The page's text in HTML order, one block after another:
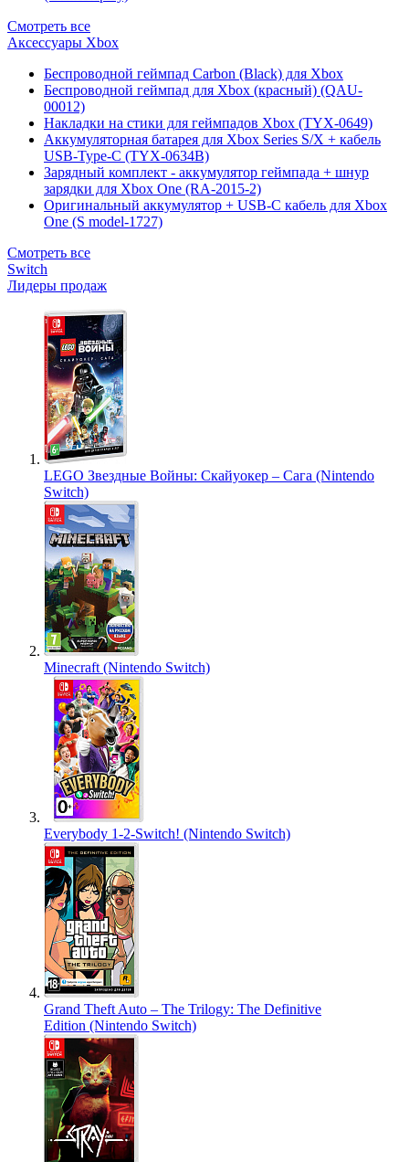
Смотреть все
Аксессуары Xbox
Беспроводной геймпад Carbon (Black) для Xbox
Беспроводной геймпад для Xbox (красный) (QAU-
00012)
Накладки на стики для геймпадов Xbox (TYX-0649)
Аккумуляторная батарея для Xbox Series S/X + кабель
USB-Type-C (TYX-0634B)
Зарядный комплект - аккумулятор геймпада + шнур
зарядки для Xbox One (RA-2015-2)
Оригинальный аккумулятор + USB-C кабель для Xbox
One (S model-1727)
Смотреть все
Switch
Лидеры продаж
LEGO Звездные Войны: Скайуокер – Сага (Nintendo
Switch)
Minecraft (Nintendo Switch)
Everybody 1-2-Switch! (Nintendo Switch)
Grand Theft Auto – The Trilogy: The Definitive
Edition (Nintendo Switch)